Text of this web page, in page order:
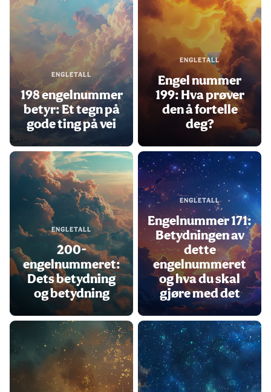
ENGLETALL
198 engelnummer
betyr: Et tegn på
gode ting på vei
ENGLETALL
Engel nummer
199: Hva prøver
den å fortelle
deg?
ENGLETALL
200-
engelnummeret:
Dets betydning
og betydning
ENGLETALL
Engelnummer 171:
Betydningen av
dette
engelnummeret
og hva du skal
gjøre med det